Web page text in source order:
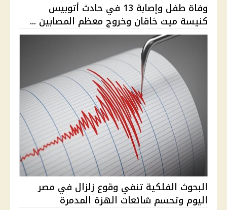
وفاة طفل وإصابة 13 في حادث أتوبيس
كنيسة ميت خاقان وخروج معظم المصابين ...
البحوث الفلكية تنفي وقوع زلزال في مصر
اليوم وتحسم شائعات الهزة المدمرة